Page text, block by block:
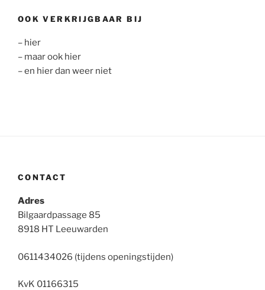
OOK VERKRIJGBAAR BIJ
– hier
– maar ook hier
– en hier dan weer niet
CONTACT
Adres
Bilgaardpassage 85
8918 HT Leeuwarden
0611434026 (tijdens openingstijden)
KvK 01166315